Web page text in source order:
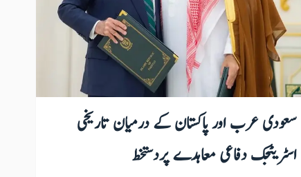
سعودی عرب اور پاکستان کے درمیان تاریخی
اسٹریٹجک دفاعی معاہدے پردستخط